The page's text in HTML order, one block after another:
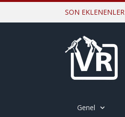
SON EKLENENLER
Genel